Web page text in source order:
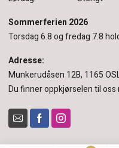
Sommerferien 2026
Torsdag 6.8 og fredag 7.8
Adresse:
Munkerudåsen 12B, 1165
Du finner oppkjørselen til oss